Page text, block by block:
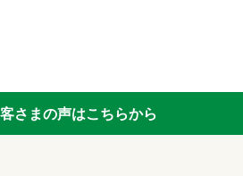
さまの声はこちらから